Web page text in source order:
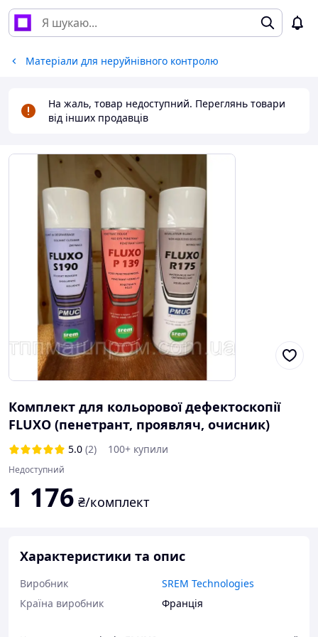
Матеріали для неруйнівного контролю
На жаль, товар недоступний. Переглянь товари
від інших продавців
Комплект для кольорової дефектоскопії
FLUXO (пенетрант, проявляч, очисник)
5.0 (2) 100+ купили
Недоступний
1 176 ₴/комплект
Характеристики та опис
Виробник
SREM Technologies
Країна виробник
Франція